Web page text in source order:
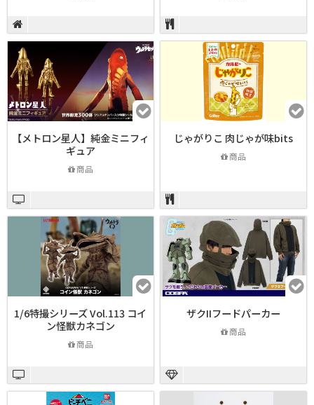
【メトロン星人】純金ミニフィ
ギュア
商品
じゃがりこ 肉じゃが味bits
商品
1/6特撮シリーズ Vol.113 コイ
ン怪獣カネゴン
商品
ザクIIフードパーカー
商品